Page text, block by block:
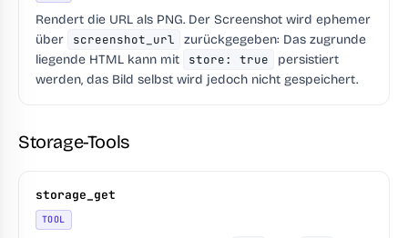
Rendert die URL als PNG. Der Screenshot wird ephemer
über
screenshot_url
zurückgegeben: Das zugrunde
liegende HTML kann mit
store: true
persistiert
werden, das Bild selbst wird jedoch nicht gespeichert.
Storage-Tools
storage_get
TOOL